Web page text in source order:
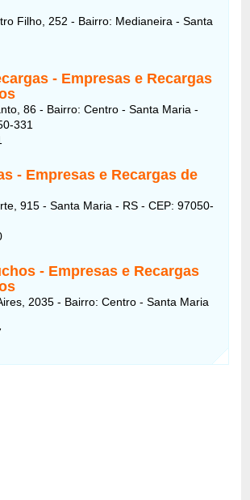
Filho, 252 - Bairro: Medianeira - Santa
- Empresas e Recargas
86 - Bairro: Centro - Santa Maria -
331
- Empresas e Recargas de
915 - Santa Maria - RS - CEP: 97050-
- Empresas e Recargas
2035 - Bairro: Centro - Santa Maria